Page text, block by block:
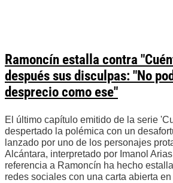
Ramoncín estalla contra
después sus disculpas: "No
desprecio como ese"
El último capítulo emitido de la serie
despertado la polémica con un
lanzado por uno de los personajes
Alcántara, interpretado por Imanol
referencia a Ramoncín ha hecho
redes sociales con una carta abierta en